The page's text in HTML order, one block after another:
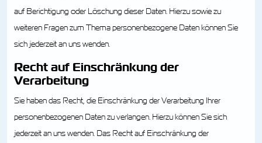
auf Berichtigung oder Löschung dieser Daten. Hierzu sowie zu
weiteren Fragen zum Thema personenbezogene Daten können Sie
sich jederzeit an uns wenden.
Recht auf Einschränkung der
Verarbeitung
Sie haben das Recht, die Einschränkung der Verarbeitung Ihrer
personenbezogenen Daten zu verlangen. Hierzu können Sie sich
jederzeit an uns wenden. Das Recht auf Einschränkung der